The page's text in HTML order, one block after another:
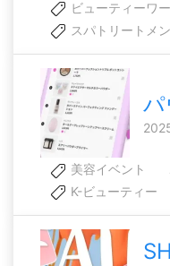
ビューティーワ
スパトリートメ
美容イベント
K-ビューティー